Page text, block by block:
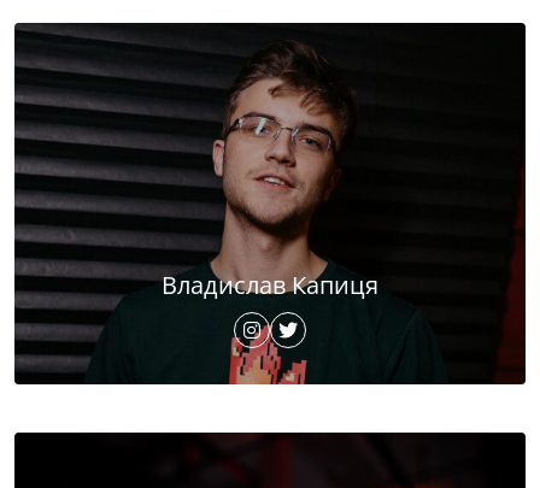
Владислав Капиця